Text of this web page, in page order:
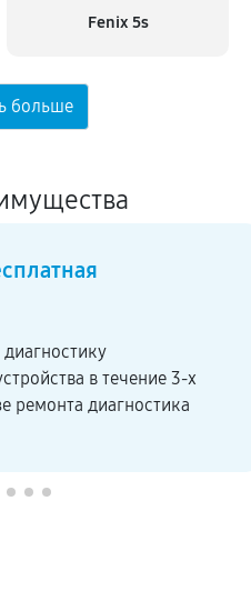
Fenix 5s
в течение 3-х
ремонта диагностика